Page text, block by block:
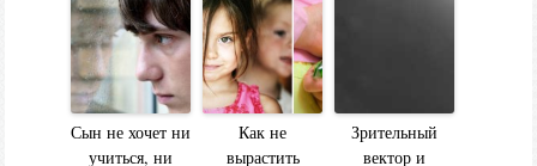
Сын не хочет ни
учиться, ни
Как не
вырастить
Зрительный
вектор и